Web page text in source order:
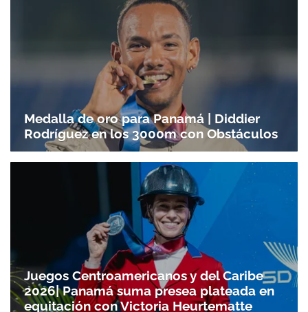
Medalla de oro para Panamá | Diddier
Rodríguez en los 3000m con Obstáculos
Juegos Centroamericanos y del Caribe
2026| Panamá suma presea plateada en
equitación con Victoria Heurtematte